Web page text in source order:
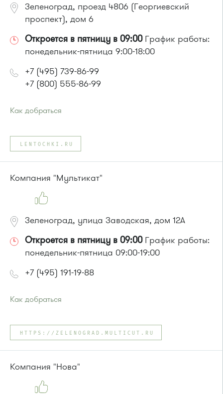
Зеленоград, проезд 4806 (Георгиевский
проспект), дом 6
Откроется в пятницу в 09:00График работы:
понедельник-пятница 9:00-18:00
+7 (495) 739-86-99
+7 (800) 555-86-99
Как добраться
Автобусы № 2, 3, 9, 11, 19, 31, 32.
Маршрутка № 409м, 419м
или до остановки"Южная промзона":
LENTOCHKI.RU
Компания "Мультикат"
Зеленоград, улица Заводская, дом 12А
Откроется в пятницу в 09:00График работы:
понедельник-пятница 09:00-19:00
+7 (495) 191-19-88
Как добраться
Автобус № 20.
Маршрутка № 460м
или до остановки"Улица 1-го Мая":
HTTPS://ZELENOGRAD.MULTICUT.RU
Компания "Нова"